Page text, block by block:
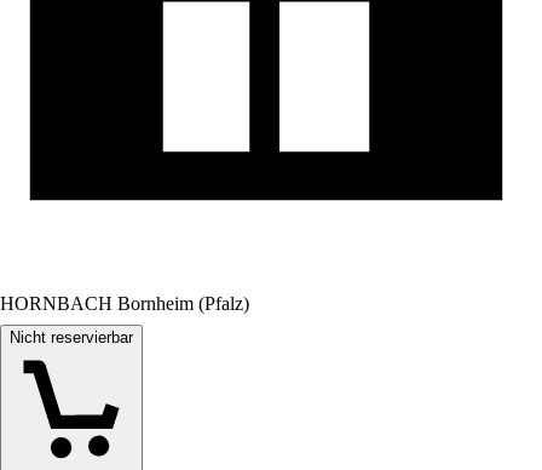
HORNBACH Bornheim (Pfalz)
Nicht reservierbar